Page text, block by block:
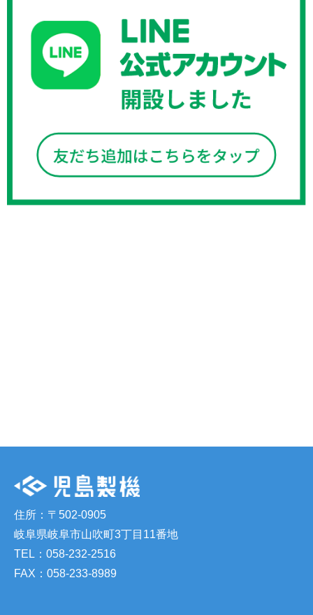
住所：〒502-0905
岐阜県岐阜市山吹町3丁目11番地
TEL：058-232-2516
FAX：058-233-8989